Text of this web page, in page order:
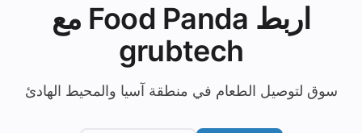
اربط Food Panda مع
grubtech
سوق لتوصيل الطعام في منطقة آسيا والمحيط الهادئ